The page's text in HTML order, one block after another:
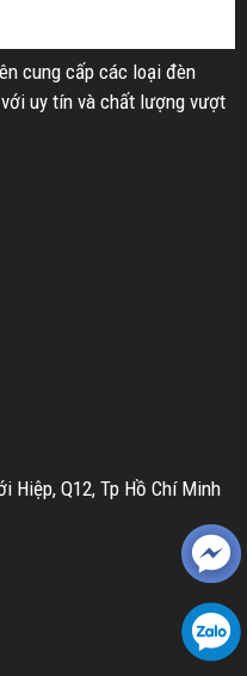
cung cấp các loại đèn
uy tín và chất lượng vượt
Hiệp, Q12, Tp Hồ Chí Minh